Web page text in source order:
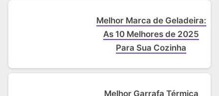
Melhor Marca de Geladeira:
As 10 Melhores de 2025
Para Sua Cozinha
Melhor Garrafa Térmica